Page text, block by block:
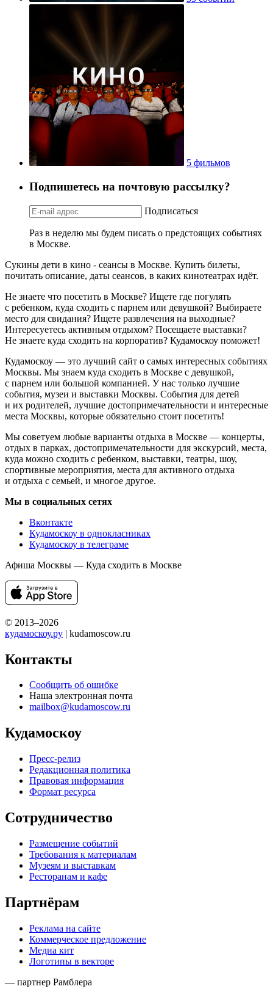
5 фильмов
Подпишетесь на почтовую рассылку?
Подписаться
Раз в неделю мы будем писать о предстоящих событиях
в Москве.
Сукины дети в кино - сеансы в Москве. Купить билеты,
почитать описание, даты сеансов, в каких кинотеатрах идёт.
Не знаете что посетить в Москве? Ищете где погулять
с ребенком, куда сходить с парнем или девушкой? Выбираете
место для свидания? Ищете развлечения на выходные?
Интересуетесь активным отдыхом? Посещаете выставки?
Не знаете куда сходить на корпоратив? Кудамоскоу поможет!
Кудамоскоу — это лучший сайт о самых интересных событиях
Москвы. Мы знаем куда сходить в Москве с девушкой,
с парнем или большой компанией. У нас только лучшие
события, музеи и выставки Москвы. События для детей
и их родителей, лучшие достопримечательности и интересные
места Москвы, которые обязательно стоит посетить!
Мы советуем любые варианты отдыха в Москве — концерты,
отдых в парках, достопримечательности для экскурсий, места,
куда можно сходить с ребенком, выставки, театры, шоу,
спортивные мероприятия, места для активного отдыха
и отдыха с семьей, и многое другое.
Мы в социальных сетях
Вконтакте
Кудамоскоу в однокласниках
Кудамоскоу в телеграме
Афиша Москвы — Куда сходить в Москве
© 2013–2026
кудамоскоу.ру | kudamoscow.ru
Контакты
Сообщить об ошибке
Наша электронная почта
mailbox@kudamoscow.ru
Кудамоскоу
Пресс-релиз
Редакционная политика
Правовая информация
Формат ресурса
Сотрудничество
Размещение событий
Требования к материалам
Музеям и выставкам
Ресторанам и кафе
Партнёрам
Реклама на сайте
Коммерческое предложение
Медиа кит
Логотипы в векторе
— партнер Рамблера